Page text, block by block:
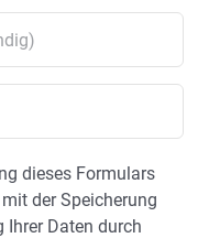
dieses Formulars
der Speicherung
Ihrer Daten durch